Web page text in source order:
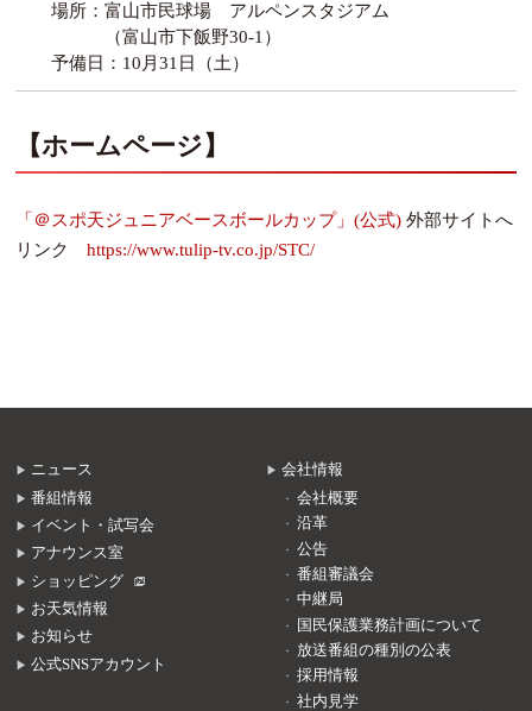
場所：富山市民球場 アルペンスタジアム
（富山市下飯野30-1）
予備日：10月31日（土）
【ホームページ】
「＠スポ天ジュニアベースボールカップ」(公式) 外部サイトへ
リンクhttps://www.tulip-tv.co.jp/STC/
ニュース
番組情報
イベント・試写会
アナウンス室
ショッピング
お天気情報
お知らせ
公式SNSアカウント
会社情報
会社概要
沿革
公告
番組審議会
中継局
国民保護業務計画について
放送番組の種別の公表
採用情報
社内見学